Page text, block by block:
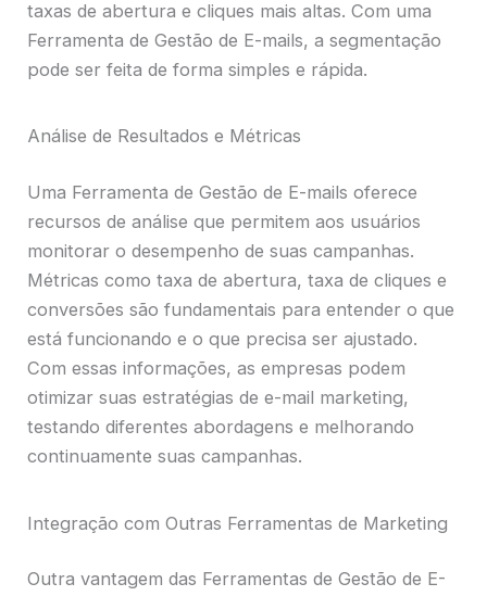
taxas de abertura e cliques mais altas. Com uma
Ferramenta de Gestão de E-mails, a segmentação
pode ser feita de forma simples e rápida.
Análise de Resultados e Métricas
Uma Ferramenta de Gestão de E-mails oferece
recursos de análise que permitem aos usuários
monitorar o desempenho de suas campanhas.
Métricas como taxa de abertura, taxa de cliques e
conversões são fundamentais para entender o que
está funcionando e o que precisa ser ajustado.
Com essas informações, as empresas podem
otimizar suas estratégias de e-mail marketing,
testando diferentes abordagens e melhorando
continuamente suas campanhas.
Integração com Outras Ferramentas de Marketing
Outra vantagem das Ferramentas de Gestão de E-